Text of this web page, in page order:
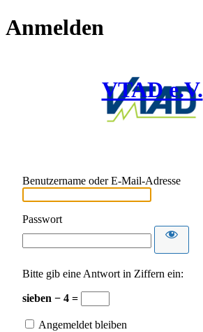
Anmelden
VTAD e.V.
Benutzername oder E-Mail-Adresse
Passwort
Bitte gib eine Antwort in Ziffern ein:
sieben − 4 =
Angemeldet bleiben